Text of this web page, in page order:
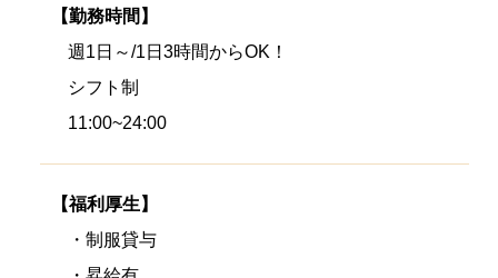
【勤務時間】
週1日～/1日3時間からOK！
シフト制
11:00~24:00
【福利厚生】
・制服貸与